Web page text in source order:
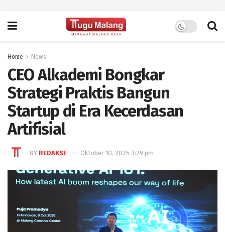
Home News
CEO Alkademi Bongkar
Strategi Praktis Bangun
Startup di Era Kecerdasan
Artifisial
BY REDAKSI Oktober 10, 2025 3:29 pm